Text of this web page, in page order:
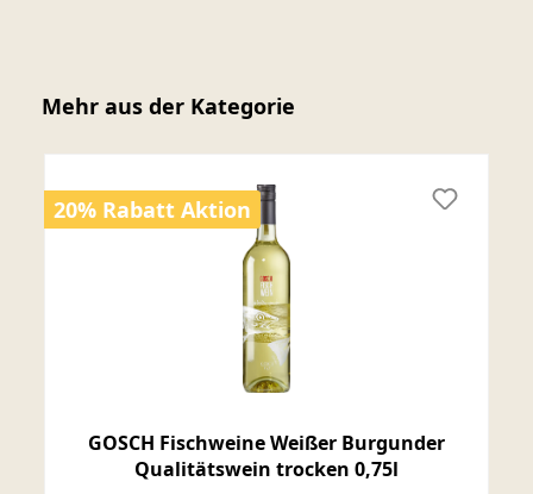
Produktgalerie überspringen
Mehr aus der Kategorie
20% Rabatt Aktion
GOSCH Fischweine Weißer Burgunder
Qualitätswein trocken 0,75l